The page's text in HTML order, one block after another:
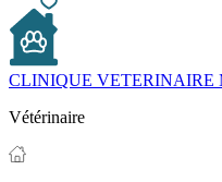
CLINIQUE VETERINAIRE
Vétérinaire